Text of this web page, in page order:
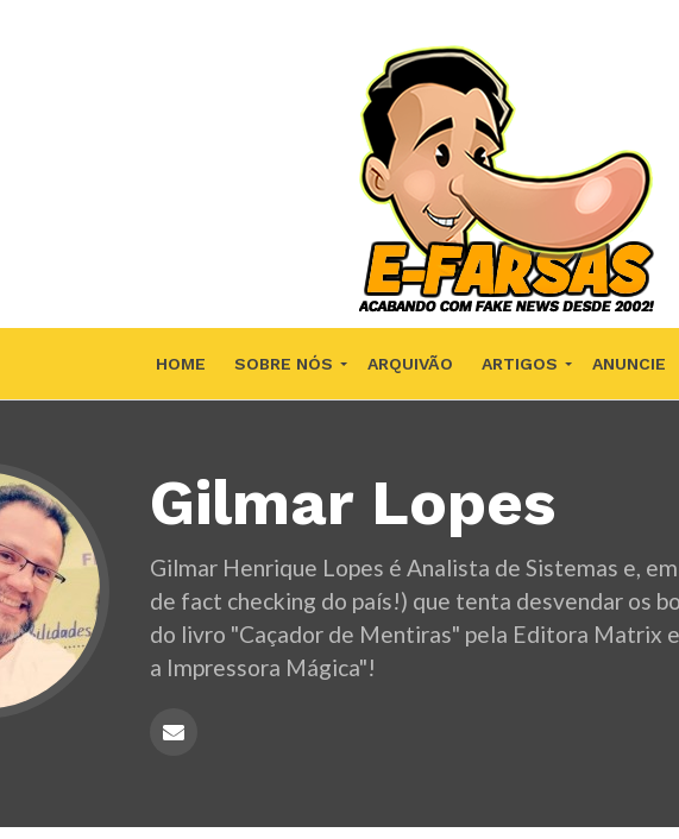
HOME SOBRE NÓS ARQUIVÃO ARTIGOS ANUNCIE
Gilmar Lopes
Gilmar Henrique Lopes é Analista de Sistemas e,
de fact checking do país!) que tenta desvendar os
do livro "Caçador de Mentiras" pela Editora Matrix
a Impressora Mágica"!